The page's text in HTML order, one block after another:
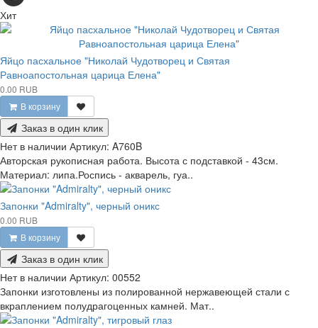
Хит
Яйцо пасхальное "Николай Чудотворец и Святая
Равноапостольная царица Елена"
0.00 RUB
В корзину
Заказ в один клик
Нет в наличии Артикул: A760B
Авторская рукописная работа. Высота с подставкой - 43см.
Материал: липа.Роспись - акварель, гуа..
Запонки "Admiralty", черный оникс
0.00 RUB
В корзину
Заказ в один клик
Нет в наличии Артикул: 00552
Запонки изготовлены из полированной нержавеющей стали с
вкраплением полудрагоценных камней. Мат..